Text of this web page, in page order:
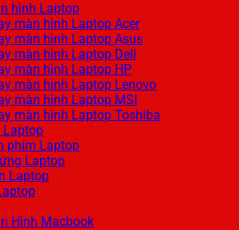
hình Laptop
màn hình Laptop Acer
màn hình Laptop Asus
màn hình Laptop Dell
màn hình Laptop HP
màn hình Laptop Lenovo
màn hình Laptop MSI
màn hình Laptop Toshiba
Laptop
phím Laptop
Laptop
Laptop
Hình Macbook